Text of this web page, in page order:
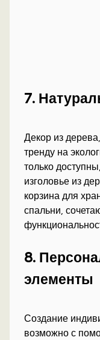
7.
Декор из
тренду на
только
изголовье из
корзина для
спальни,
8.
элементы
Создание
возможно с